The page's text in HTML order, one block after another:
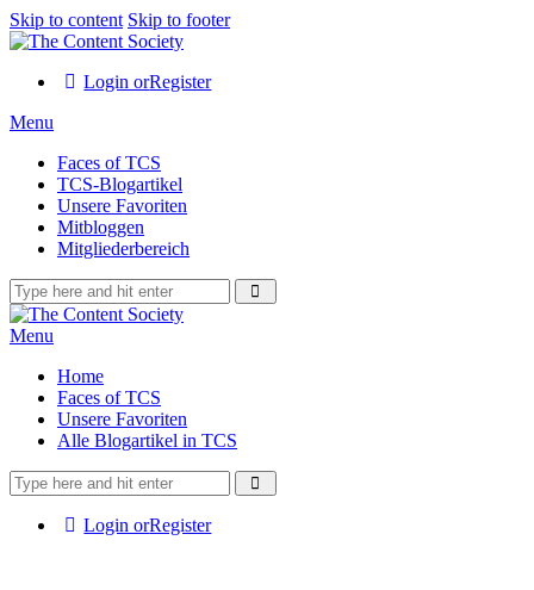
Skip to content Skip to footer
Login orRegister
Menu
Faces of TCS
TCS-Blogartikel
Unsere Favoriten
Mitbloggen
Mitgliederbereich
Menu
Home
Faces of TCS
Unsere Favoriten
Alle Blogartikel in TCS
Login orRegister